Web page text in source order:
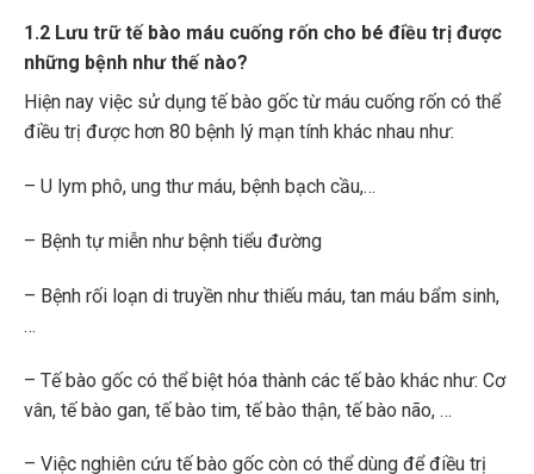
1.2 Lưu trữ tế bào máu cuống rốn cho bé điều trị được
những bệnh như thế nào?
Hiện nay việc sử dụng tế bào gốc từ máu cuống rốn có thể
điều trị được hơn 80 bệnh lý mạn tính khác nhau như:
– U lym phô, ung thư máu, bệnh bạch cầu,…
– Bệnh tự miễn như bệnh tiểu đường
– Bệnh rối loạn di truyền như thiếu máu, tan máu bẩm sinh,
…
– Tế bào gốc có thể biệt hóa thành các tế bào khác như: Cơ
vân, tế bào gan, tế bào tim, tế bào thận, tế bào não, …
– Việc nghiên cứu tế bào gốc còn có thể dùng để điều trị